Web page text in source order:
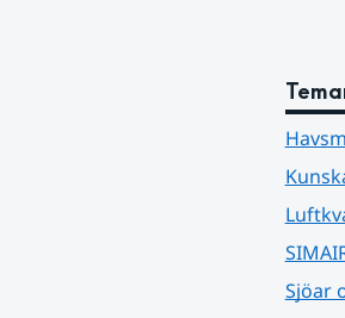
Sjöar